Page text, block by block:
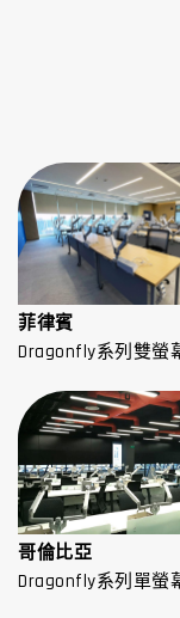
菲律賓
Dragonfly系列雙螢
哥倫比亞
Dragonfly系列單螢